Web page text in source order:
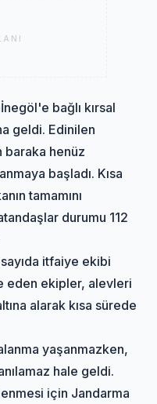
İnegöl'e bağlı kırsal
geldi. Edinilen
henüz
başladı. Kısa
tamamını
durumu 112
itfaiye ekibi
eden ekipler, alevleri
alarak kısa sürede
yaşanmazken,
hale geldi.
için Jandarma